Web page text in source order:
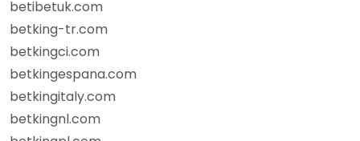
betibetuk.com
betking-tr.com
betkingci.com
betkingespana.com
betkingitaly.com
betkingnl.com